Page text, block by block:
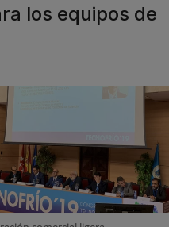
los equipos de